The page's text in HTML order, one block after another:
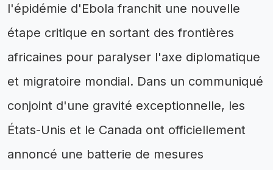
l'épidémie d'Ebola franchit une nouvelle
étape critique en sortant des frontières
africaines pour paralyser l'axe diplomatique
et migratoire mondial. Dans un communiqué
conjoint d'une gravité exceptionnelle, les
États-Unis et le Canada ont officiellement
annoncé une batterie de mesures